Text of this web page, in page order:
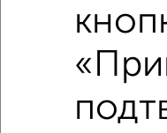
Это предложение
Средняя цена по